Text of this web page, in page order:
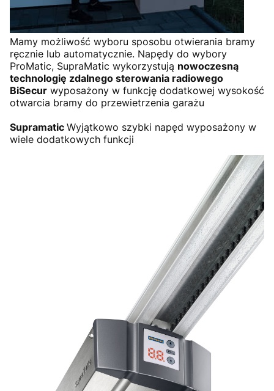
Mamy możliwość wyboru sposobu otwierania bramy
ręcznie lub automatycznie. Napędy do wybory
ProMatic, SupraMatic wykorzystują nowoczesną
technologię zdalnego sterowania radiowego
BiSecur wyposażony w funkcję dodatkowej wysokość
otwarcia bramy do przewietrzenia garażu
Supramatic Wyjątkowo szybki napęd wyposażony w
wiele dodatkowych funkcji